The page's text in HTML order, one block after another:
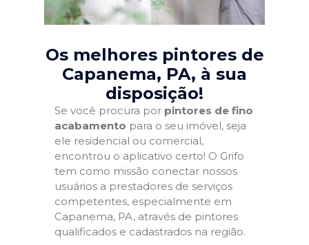
Os melhores pintores de
Capanema, PA, à sua
disposição!
Se você procura por pintores de fino
acabamento para o seu imóvel, seja
ele residencial ou comercial,
encontrou o aplicativo certo! O Grifo
tem como missão conectar nossos
usuários a prestadores de serviços
competentes, especialmente em
Capanema, PA, através de pintores
qualificados e cadastrados na região.